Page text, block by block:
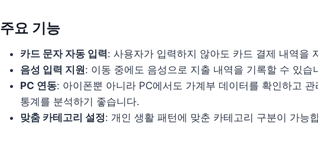
주요 기능
카드 문자 자동 입력: 사용자가 입력하지 않아도 카드 결제 내역을
음성 입력 지원: 이동 중에도 음성으로 지출 내역을 기록할 수 있습
PC 연동: 아이폰뿐 아니라 PC에서도 가계부 데이터를 확인하고
통계를 분석하기 좋습니다.
맞춤 카테고리 설정: 개인 생활 패턴에 맞춘 카테고리 구분이 가능